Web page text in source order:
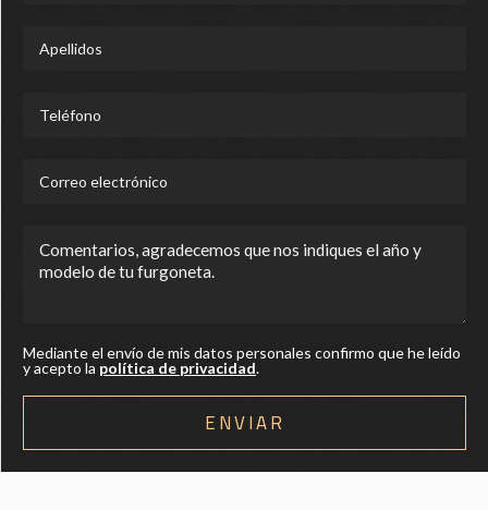
Mediante el envío de mis datos personales confirmo que he leído
y acepto la política de privacidad.